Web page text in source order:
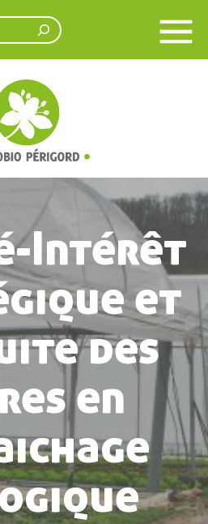
Rechercher
Intérêt
et
des
en